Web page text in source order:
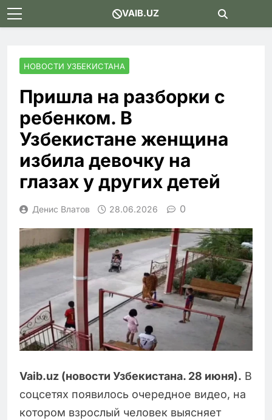
Skip
to
VAIB.UZ
НОВОСТИ УЗБЕКИСТАНА
Пришла на разборки с
ребенком. В
Узбекистане женщина
избила девочку на
глазах у других детей
Денис Влатов 28.06.2026 0
Vaib.uz (новости Узбекистана. 28 июня). В
соцсетях появилось очередное видео, на
котором взрослый человек выясняет